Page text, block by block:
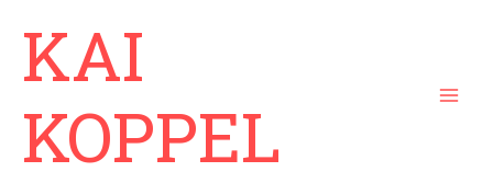
contentKAI
KOPPEL